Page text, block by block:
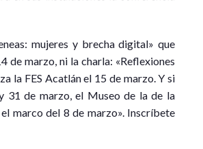
mujeres y brecha digital» que
de marzo, ni la charla: «Reflexiones
la FES Acatlán el 15 de marzo. Y si
31 de marzo, el Museo de la de la
marco del 8 de marzo». Inscríbete